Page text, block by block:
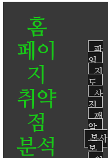
홈
페이
지
취약
점
분석
파
일
지
도
사
진
깨
알
복사
본